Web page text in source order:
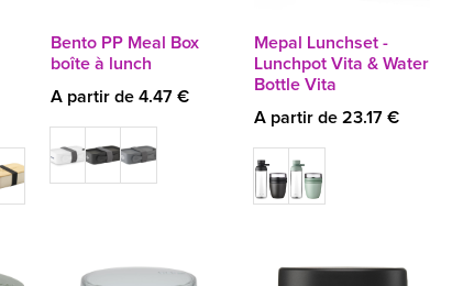
Bento PP Meal Box
boîte à lunch
A partir de 4.47 €
Mepal Lunchset -
Lunchpot Vita & Water
Bottle Vita
A partir de 23.17 €